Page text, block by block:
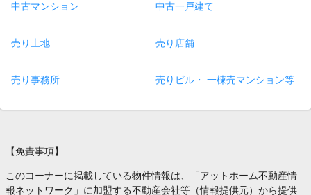
中古マンション 中古一戸建て
売り土地 売り店舗
売り事務所 売りビル・ 一棟売マンション等
【免責事項】
このコーナーに掲載している物件情報は、「アットホーム不動産情
報ネットワーク」に加盟する不動産会社等（情報提供元）から提供